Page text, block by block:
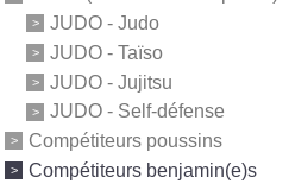
JUDO - Judo
JUDO - Taïso
JUDO - Jujitsu
JUDO - Self-défense
Compétiteurs poussins
Compétiteurs benjamin(e)s